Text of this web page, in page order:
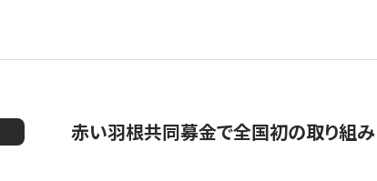
赤い羽根共同募金で全国初の取り組み